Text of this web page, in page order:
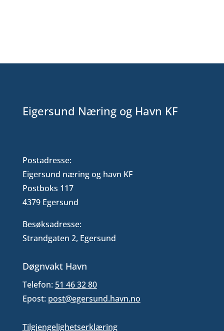
Eigersund Næring og Havn KF
Postadresse:
Eigersund næring og havn KF
Postboks 117
4379 Egersund
Besøksadresse:
Strandgaten 2, Egersund
Døgnvakt Havn
Telefon: 51 46 32 80
Epost: post@egersund.havn.no
Tilgjengelighetserklæring